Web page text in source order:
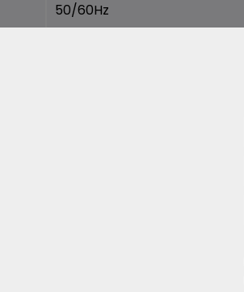
50/60Hz